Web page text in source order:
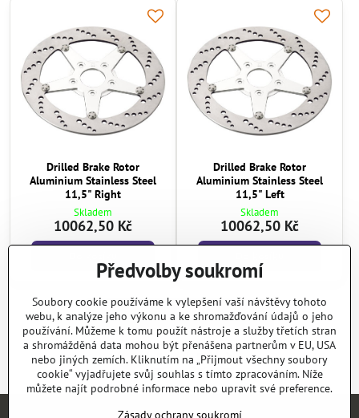
Drilled Brake Rotor
Aluminium Stainless Steel
11,5" Right
Skladem
10062,50 Kč
Drilled Brake Rotor
Aluminium Stainless Steel
11,5" Left
Skladem
10062,50 Kč
Další produkty
1 2 5
Předvolby soukromí
Soubory cookie používáme k vylepšení vaší návštěvy tohoto
webu, k analýze jeho výkonu a ke shromažďování údajů o jeho
používání. Můžeme k tomu použít nástroje a služby třetích stran
a shromážděná data mohou být přenášena partnerům v EU, USA
nebo jiných zemích. Kliknutím na „Přijmout všechny soubory
cookie“ vyjadřujete svůj souhlas s tímto zpracováním. Níže
můžete najít podrobné informace nebo upravit své preference.
Zásady ochrany soukromí